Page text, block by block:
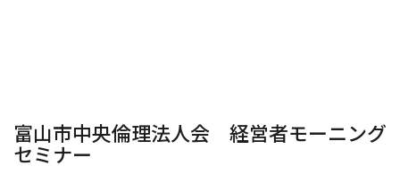
富山市中央倫理法人会 経営者モーニング
セミナー